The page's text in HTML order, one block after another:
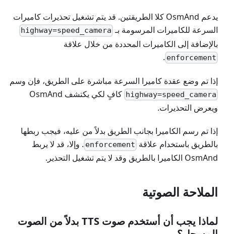
يدعم OsmAnd كلا الطريقتين. قد يتم تشغيل تحذيرات كاميرات
السرعة للكاميرات المرسومة بـ highway=speed_camera
بالإضافة إلى الكاميرات المحددة من خلال علاقة
enforcement
.
إذا تم وضع عقدة كاميرا السرعة مباشرة على الطريق، فإن وسم
highway=speed_camera
كافٍ لكي يكتشف OsmAnd
ويعرض التحذيرات.
إذا تم رسم الكاميرا بجانب الطريق بدلاً من عليه، فيجب ربطها
بالطريق باستخدام علاقة enforcement . وإلا، قد لا يربط
OsmAnd الكاميرا بالطريق وقد لا يتم تشغيل التحذير.
الملاحة الصوتية
لماذا يجب أن أستخدم صوت TTS بدلاً من الصوت